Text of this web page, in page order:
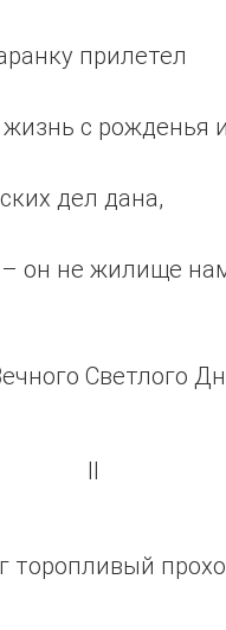
прилетел
с рожденья
дел дана,
он не жилище
Светлого
II
торопливый